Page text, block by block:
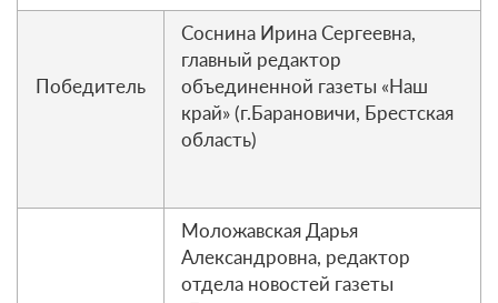
Победитель
Соснина Ирина Сергеевна,
главный редактор
объединенной газеты «Наш
край» (г.Барановичи, Брестская
область)
Моложавская Дарья
Александровна, редактор
отдела новостей газеты